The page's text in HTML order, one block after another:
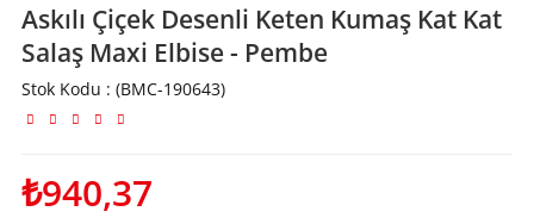
Askılı Çiçek Desenli Keten Kumaş Kat Kat
Salaş Maxi Elbise - Pembe
Stok Kodu (BMC-190643)
₺940,37